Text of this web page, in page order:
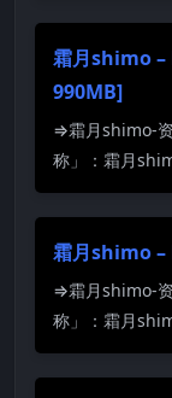
霜月shimo –
990MB]
⇒霜月shimo-
称」：霜月
霜月shimo
⇒霜月shimo-
称」：霜月